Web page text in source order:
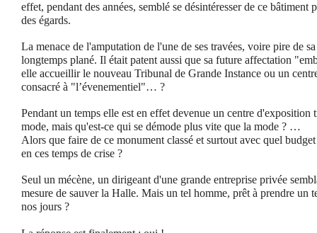
effet, pendant des années, semblé se désintéresser de ce bâtiment
des égards.
La menace de l'amputation de l'une de ses travées, voire pire de
longtemps plané. Il était patent aussi que sa future affectation
elle accueillir le nouveau Tribunal de Grande Instance ou un
consacré à "l’évenementiel"… ?
Pendant un temps elle est en effet devenue un centre d'exposition
mode, mais qu'est-ce qui se démode plus vite que la mode ? …
Alors que faire de ce monument classé et surtout avec quel
en ces temps de crise ?
Seul un mécène, un dirigeant d'une grande entreprise privée
mesure de sauver la Halle. Mais un tel homme, prêt à prendre un
nos jours ?